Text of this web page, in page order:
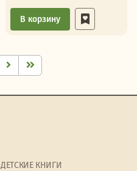
В корзину
ДЕТСКИЕ КНИГИ